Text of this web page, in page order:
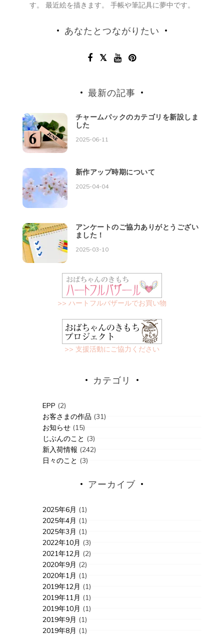
す。 最近絵を描きます。 手帳や筆記具に夢中です。
あなたとつながりたい
最新の記事
チャームパックのカテゴリを新設しま
した
2025-06-11
新作アップ時期について
2025-04-04
アンケートのご協力ありがとうござい
ました！
2025-03-10
>> ハートフルバザールでお買い物
>> 支援活動にご協力ください
カテゴリ
EPP (2)
お客さまの作品 (31)
お知らせ(15)
じぶんのこと (3)
新入荷情報 (242)
日々のこと (3)
アーカイブ
2025年6月 (1)
2025年4月 (1)
2025年3月 (1)
2022年10月 (3)
2021年12月 (2)
2020年9月 (2)
2020年1月 (1)
2019年12月 (1)
2019年11月 (1)
2019年10月 (1)
2019年9月 (1)
2019年8月 (1)